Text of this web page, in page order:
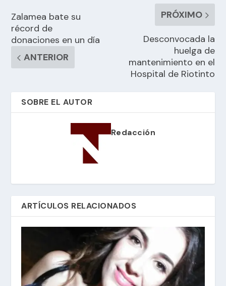
Zalamea bate su
récord de
donaciones en un día
ANTERIOR
PRÓXIMO
Desconvocada la
huelga de
mantenimiento en el
Hospital de Riotinto
SOBRE EL AUTOR
Redacción
ARTÍCULOS RELACIONADOS